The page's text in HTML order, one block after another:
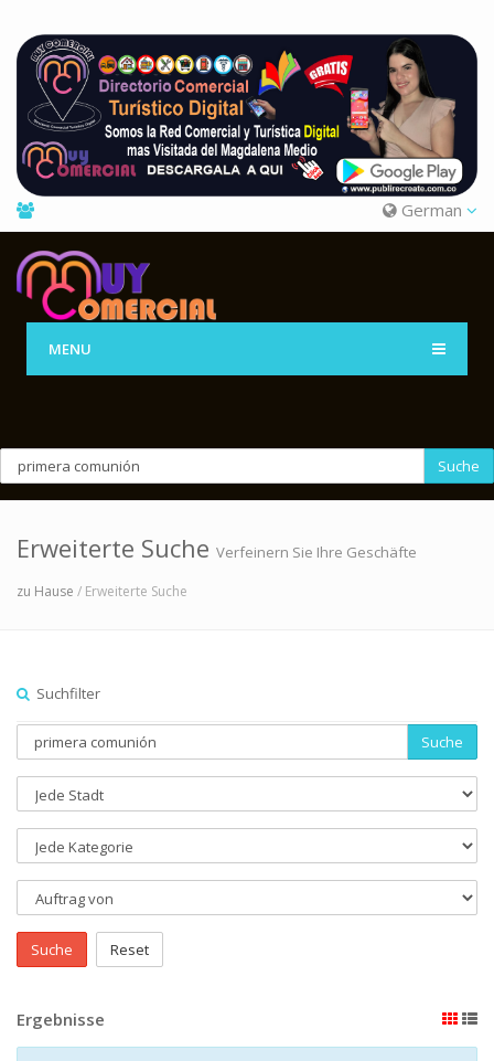
German
MENU
Suche
Erweiterte Suche Verfeinern Sie Ihre Geschäfte
zu Hause / Erweiterte Suche
Suchfilter
Suche
Suche Reset
Ergebnisse